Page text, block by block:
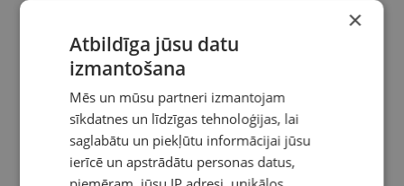
×
Atbildīga jūsu datu
izmantošana
Mēs un mūsu partneri izmantojam
sīkdatnes un līdzīgas tehnoloģijas, lai
saglabātu un piekļūtu informācijai jūsu
ierīcē un apstrādātu personas datus,